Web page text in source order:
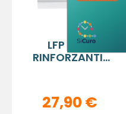
LFP FIALE
RINFORZANTI...
27,90 €